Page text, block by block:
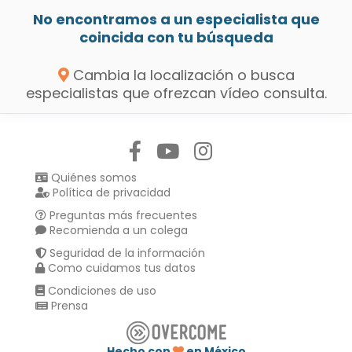
No encontramos a un especialista que
coincida con tu búsqueda
Cambia la localización o busca
especialistas que ofrezcan vídeo consulta.
Quiénes somos
Política de privacidad
Preguntas más frecuentes
Recomienda a un colega
Seguridad de la información
Como cuidamos tus datos
Condiciones de uso
Prensa